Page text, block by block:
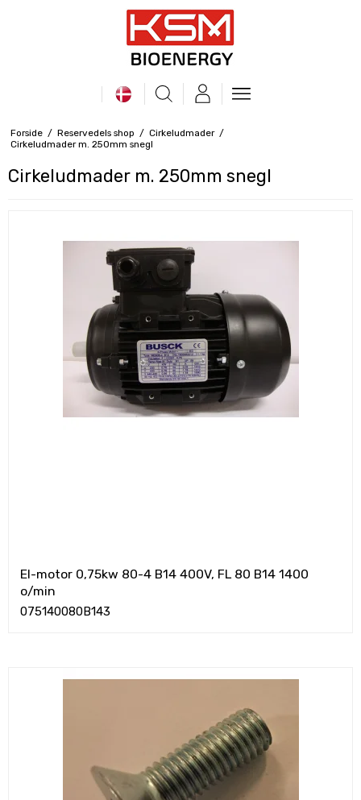
Forside / Reservedels shop / Cirkeludmader /
Cirkeludmader m. 250mm snegl
Cirkeludmader m. 250mm snegl
El-motor 0,75kw 80-4 B14 400V, FL 80 B14 1400
o/min
075140080B143